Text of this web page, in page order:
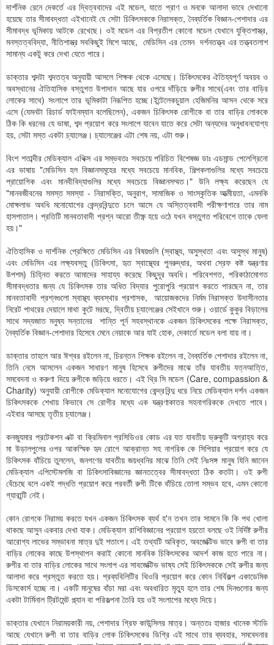
দার্শনিক রেনে দেকর্তে এর দ্বিত্ববাদের এই মডেল, যাতে প্রাণ ও মনকে আলাদা ভাবে দেখানো
হয়েছে তার সীমাবদ্ধতা এইখানেই যে সেটা চিকিৎসককে নিরাসক্ত, নৈব্যর্তিক বিজ্ঞান-পেশাদার এর
সীমাবদ্ধ ভূমিকায় আটকে রেখেছে। ওই মডেল এর বিপ্রতীপ কোনো মডেল যেখানে যুক্তিশাস্ত্র,
মনস্তত্ববিদ্যা, নীতিশাস্ত্র সবকিছুই মিশে আছে, মেডিসিন এর তেমন দর্শনতত্ত্ব এর তত্ত্বতলাশ
সামান্য একটু করে দেখা যেতে পারে।
ডাক্তার শব্দটা শব্দতত্ব অনুযায়ী আসলে শিক্ষক থেকে এসেছে। চিকিৎসকের ঐতিয্যপূর্ণ অবয়ব ও
অবস্থানের ঐতিহাসিক বস্তুগত উপাদান আছে যার ওপরে দাঁড়িয়ে রুগীর সাথে(এবং তার বাড়ির
লোকের সাথে) সংলাপে তার ভূমিকাটা নিরূপিত হচ্ছে।ইন্টেলেকচুয়াল হেজিমনির আসন থেকে সরে
এসে (যেমনটা রিচার্ড ফাইনম্যান বলেছিলেন), একজন চিকিৎসক রোগীকে বা তার বাড়ির লোককে
ঠিক কি ধরনের যে ভাষা, শব্দ প্রয়োগ করে সংলাপে যাবেন যাতে করে সেটা অন্যদের অনুধাবনযোগ্য
হয়, সেটা মস্ত একটা চ্যালেঞ্জ। চ্যালেঞ্জের এটা শেষ নয়, এটা শুরু।
বিংশ শতাব্দীর মেডিক্যাল এথিক্স এর সম্ভবতঃ সবচেয়ে পরিচিত বিশেষজ্ঞ ডাঃ এডমান্ড পেলেগ্রিনো
এর ভাষায় "মেডিসিন হল বিজ্ঞানসমূহের মধ্যে সবচেয়ে মানবিক, শিল্পকলাগুলির মধ্যে সবচেয়ে
প্রায়োগিক এবং মানবীবিদ্যাগুলির মধ্যে সবচেয়ে বিজ্ঞানসম্মত।" উনি লক্ষ্য করেছেন যে
"মানবজীবনের সমস্ত সমস্যা - নিরাসক্তি, অনুরাগ, সামাজিক ও সাংস্কৃতিক আত্মীয়তা, এমনকি
মোক্ষলাভ অবধি মনোযোগের কেন্দ্রবিন্দুতে চলে আসে যে অস্তিত্ববাদী পরীক্ষণাগারে তার নাম
হাসপাতাল। প্রতিটি মানবতাবাদী প্রশ্ন আরো তীক্ষ্ণ হয়ে ওঠে যখন বস্তুগত পরিবেশে তাকে ফেলা
হয়।"
ঐতিহাসিক ও দার্শনিক প্রেক্ষিতে মেডিসিন এর বিষয়গুলি (স্বাস্থ্য, অসুস্থতা এবং অসুস্থ মানুষ)
এবং মেডিসিন এর লক্ষ্যবস্তু (চিকিৎসা, হৃত স্বাস্থ্যের পুনরুদ্ধার, অথবা স্রেফ কষ্ট যন্ত্রণার
উপশম) চিহ্নিত করতে আমাদের সাহায্য করেছে কিছুদূর অবধি। পরিবেশগত, পরিকাঠামোগত
সীমাবদ্ধতার জন্য যে চিকিৎসক তার অধিত বিদ্যার পুরোপুরি প্রয়োগ করতে পারছেন না, তার
মানবতাবাদী প্রশ্নগুলো স্বাস্থ্য ব্যবস্থার প্রশাসক, আয়োজকদের নির্মম নিরাসক্ত উদাসীনতার
নিরেট পাথরের দেয়ালে মাথা কুটে মরছে, দ্বিতীয় চ্যালেঞ্জের সেইখানে শুরু। ওয়ার্ডে কুকুর বিড়ালের
সাথে সদ্যজাত মনুষ্য সন্তানের শান্তি পূর্ন সহবস্থানকে একজন চিকিৎসকের পক্ষে নিরাসক্ত,
নৈব্যর্তিক বিজ্ঞান-পেশাদার হিসেবে মেনে নেয়াকে আর যাই হোক, দেকার্তে মডেল বলা যায় না।
ডাক্তার তাহলে আর ঈশ্বর রইলেন না, চিরন্তন শিক্ষক রইলেন না, নৈব্যর্তিক পেশাদার রইলেন না,
তিনি নেমে আসলেন একজন সাধারণ মানুষ হিসেবে রুগীদের মাঝে তাঁর যাবতীয় যত্নআত্তি,
সমবেদনা ও করুণা দিয়ে রুগীকে জড়িয়ে ধরতে। এই থ্রি সি মডেল (Care, compassion &
Charity) অনুযায়ী রোগীকে মেডিক্যাল মনোযোগের কেন্দ্রবিন্দু ধরে নিয়ে মেডিক্যাল দর্শন একজন
চিকিৎসককে শেখায় কিভাবে সে রোগীর মধ্যে এক যন্ত্রণাকাতর সহনাগরিককে দেখতে পাবে।
এইবার আসছে তৃতীয় চ্যালেঞ্জ।
কনজ্যুমার প্রটেকশন এক্ট বা ক্রিমিনাল প্রসিডিওর কোড এর যত যাবতীয় ভ্রুকুটি অগ্রাহ্য করে
মা উড়ালপুলের ওপর আকস্মিক হৃদ রোগে আক্রান্ত সহ নাগরিক কে সিপিয়ার প্রয়োগ করে যে
চিকিৎসক বাঁচিয়ে তুললেন, জনগণের যাবতীয় জয়ধ্বনির মাঝে তিনি সেই নিঃসঙ্গ মানুষ যিনি জানেন
মেডিক্যাল এপিস্টেমলজি বা চিকিৎসাবিজ্ঞানের জ্ঞানতত্বের সীমাবদ্ধতা ঠিক কতটা। ওই রুগী
বেঁচেছে বলে একই পদ্ধতি প্রয়োগ করে পরবর্তী রুগী টিকে বাঁচিয়ে তোলা সম্ভব হবে, এমন কোনো
গ্যারান্টি নেই।
কোন রোগকে নিরাময় করতে যখন একজন চিকিৎসক ব্যর্থ হ'ন তখন তার সামনে কি কি পথ খোলা
থাকছে আসুন একবার দেখা যাক। মেডিক্যাল রাশিবিজ্ঞানের প্রয়োগ হয়তো বলছে ওই নির্দিষ্ট রুগীর
আরোগ্য লাভের সম্ভাবনা মাত্র দুই শতাংশ। এই তথ্যটি অবিকৃত, অবজেক্টিভ ভাবে রুগী বা তার
বাড়ির লোকের কাছে উপস্থাপন করাই কোনো মানবিক চিকিৎসকের আদর্শ কাজ হতে পারে না।
রুগীর বা তার বাড়ির লোকের সাথে সংলাপ এর সাবজেক্টিভ ভাষ্য সেই চিকিৎসককে সেই রুগীর জন্য
আলাদা করে প্রস্তুত করতে হয়। প্রব্যবিলিটির থিওরি প্রয়োগ করে কোন নির্বিকল্প একাডেমিক
ডিসকোর্স হচ্ছে না। একটি মানুষের বাঁচা মরা এবং অবধারিত মৃত্যু হলে তার শেষ দিনগুলোর জন্য
একটা টার্মিনাল ট্রিটমেন্ট প্ল্যান বা পরিকল্পনা তৈরি হয় ওই সংলাপের মধ্যে দিয়ে।
ডাক্তার যেখানে নিরাময়কারী নয়, পেশাদার গ্রিফ কাউন্সিলর মাত্র। অন্ততঃ হাজার খানেক স্টাডি
আছে যেখানে রুগী বা তার বাড়ির লোক চিকিৎসকের ডিগ্রি এই সাথে তার ব্যবহার, সমবেদনার